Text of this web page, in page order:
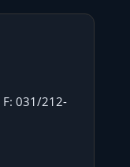
F: 031/212-